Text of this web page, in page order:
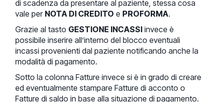
di scadenza da presentare al paziente, stessa cosa
vale per NOTA DI CREDITO e PROFORMA.
Grazie al tasto GESTIONE INCASSI invece è
possibile inserire all’interno del blocco eventuali
incassi provenienti dal paziente notificando anche la
modalità di pagamento.
Sotto la colonna Fatture invece si è in grado di creare
ed eventualmente stampare Fatture di acconto o
Fatture di saldo in base alla situazione di pagamento.